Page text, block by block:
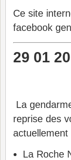
Ce site
facebook
29 01
La
reprise des
actuellement
La Roche